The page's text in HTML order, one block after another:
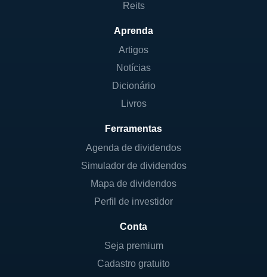
Reits
Aprenda
Artigos
Notícias
Dicionário
Livros
Ferramentas
Agenda de dividendos
Simulador de dividendos
Mapa de dividendos
Perfil de investidor
Conta
Seja premium
Cadastro gratuito